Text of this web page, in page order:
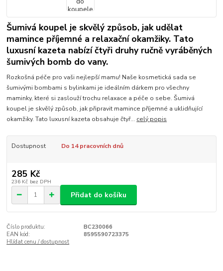
Šumivá koupel je skvělý způsob, jak udělat
mamince příjemné a relaxační okamžiky. Tato
luxusní kazeta nabízí čtyři druhy ručně vyráběných
šumivých bomb do vany.
Rozkošná péče pro vaši nejlepší mamu! Naše kosmetická sada se
šumivými bombami s bylinkami je ideálním dárkem pro všechny
maminky, které si zaslouží trochu relaxace a péče o sebe. Šumivá
koupel je skvělý způsob, jak připravit mamince příjemné a uklidňující
okamžiky. Tato luxusní kazeta obsahuje čtyř... celý popis
Dostupnost Do 14 pracovních dnů
285 Kč
236 Kč bez DPH
Přidat do košíku
Číslo produktu:
BC230066
EAN kód:
8595590723375
Hlídat cenu / dostupnost